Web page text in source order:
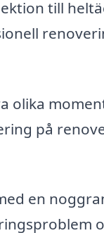
till
olika
på
en